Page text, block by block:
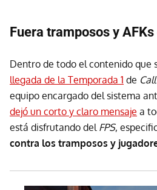
Fuera tramposos y
Dentro de todo el contenido que
llegada de la Temporada 1 de
equipo encargado del sistema
dejó un corto y claro mensaje a
está disfrutando delFPS,
contra los tramposos y